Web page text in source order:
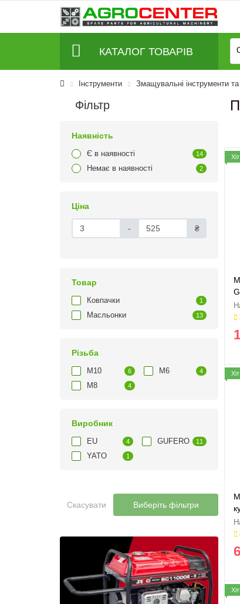
КАТАЛОГ ТОВАРІВ
Інструменти Змащувальні інструменти
Фільтр
Наявність
Є в наявності 14
Немає в наявності 2
Ціна
- ₴
Товар
Ковпачки 1
Масльонки 13
Різьба
M10 6 M6 4
M8 4
Виробник
EU 4 GUFERO 11
YATO 1
Скасувати Виберіть фільтри